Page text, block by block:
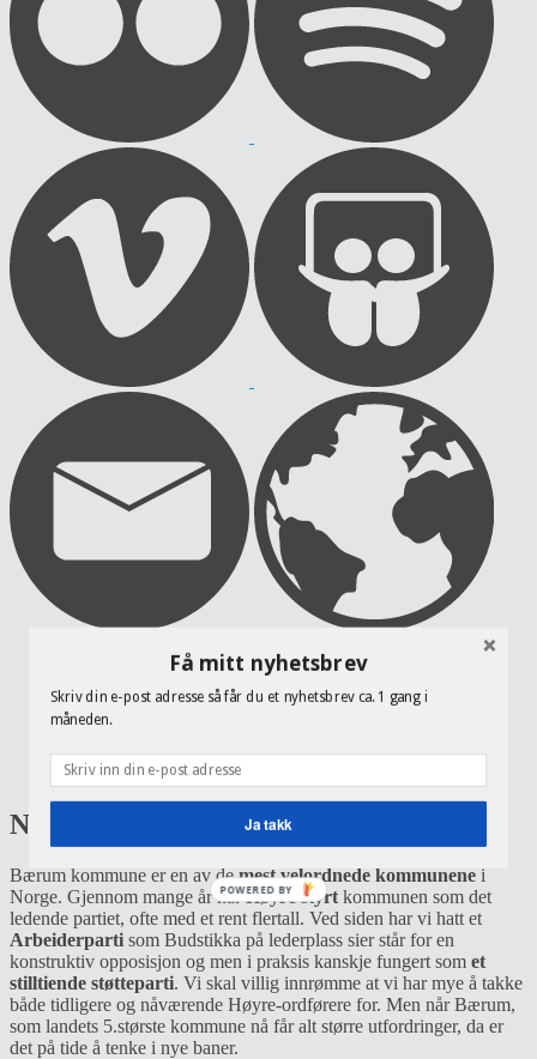
Nyheter
Politikk
Digitalt
Idrett
Om Nikki
Nye tanker i Bærum
Bærum kommune er en av demest velordnede kommunene i
Norge. Gjennom mange år harHøyre styrt kommunen som det
ledende partiet, ofte med et rent flertall. Ved siden har vi hatt et
Arbeiderparti som Budstikka på lederplass sier står for en
konstruktiv opposisjon og men i praksis kanskje fungert som et
stilltiende støtteparti. Vi skal villig innrømme at vi har mye å takke
både tidligere og nåværende Høyre-ordførere for. Men når Bærum,
som landets 5.største kommune nå får alt større utfordringer, da er
det på tide å tenke i nye baner.
Få mitt nyhetsbrev
Skriv din e-post adresse så får du et nyhetsbrev ca. 1 gang i
måneden.
Ja takk
POWERED BY